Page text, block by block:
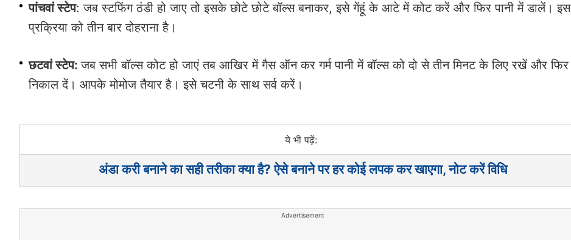
पांचवां स्टेप: जब स्टफिंग ठंडी हो जाए तो इसके छोटे छोटे बॉल्स बनाकर, इसे गेंहूं के आटे में कोट करें और फिर पानी में डालें। इस
प्रक्रिया को तीन बार दोहराना है।
छटवां स्टेप:जब सभी बॉल्स कोट हो जाएं तब आखिर में गैस ऑन कर गर्म पानी में बॉल्स को दो से तीन मिनट के लिए रखें और फिर
निकाल दें। आपके मोमोज तैयार है। इसे चटनी के साथ सर्व करें।
ये भी पढ़ें:
अंडा करी बनाने का सही तरीका क्या है? ऐसे बनाने पर हर कोई लपक कर खाएगा, नोट करें विधि
Advertisement